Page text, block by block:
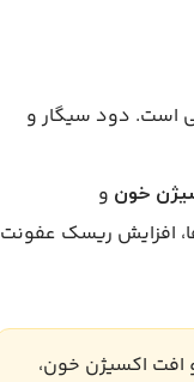
است. دود سیگار و
خون و
افزایش ریسک عفونت
افت اکسیژن خون،